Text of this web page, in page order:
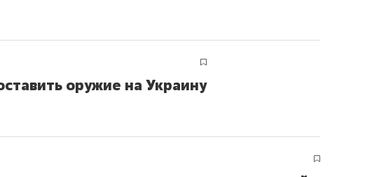
оружие на Украину
150 камер до квартиры и Face
Опыт выживания в
природе, работа